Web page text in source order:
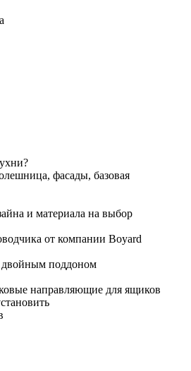
фасады, базовая
и материала на выбор
от компании Boyard
поддоном
направляющие для ящиков